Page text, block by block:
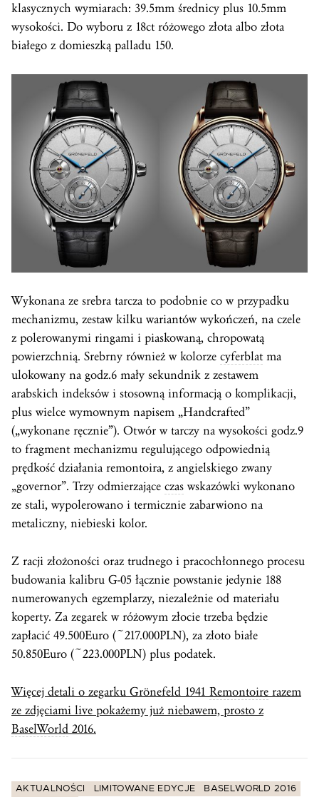
klasycznych wymiarach: 39.5mm średnicy plus 10.5mm
wysokości. Do wyboru z 18ct różowego złota albo złota
białego z domieszką palladu 150.
Wykonana ze srebra tarcza to podobnie co w przypadku
mechanizmu, zestaw kilku wariantów wykończeń, na czele
z polerowanymi ringami i piaskowaną, chropowatą
powierzchnią. Srebrny również w kolorze cyferblatma
ulokowany na godz.6 mały sekundnik z zestawem
arabskich indeksów i stosowną informacją o komplikacji,
plus wielce wymownym napisem „Handcrafted”
(„wykonane ręcznie”). Otwór w tarczy na wysokości godz.9
to fragment mechanizmu regulującego odpowiednią
prędkość działania remontoira, z angielskiego zwany
„governor”. Trzy odmierzające czas wskazówki wykonano
ze stali, wypolerowano i termicznie zabarwiono na
metaliczny, niebieski kolor.
Z racji złożoności oraz trudnego i pracochłonnego procesu
budowania kalibru G-05 łącznie powstanie jedynie 188
numerowanych egzemplarzy, niezależnie od materiału
koperty. Za zegarek w różowym złocie trzeba będzie
zapłacić 49.500Euro (~217.000PLN), za złoto białe
50.850Euro (~223.000PLN) plus podatek.
Więcej detali o zegarku Grönefeld 1941 Remontoire razem
ze zdjęciami live pokażemy już niebawem, prosto z
BaselWorld 2016.
AKTUALNOŚCI LIMITOWANE EDYCJE
BASELWORLD 2016